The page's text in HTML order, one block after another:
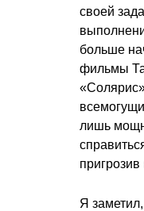
своей
больше
фильмы
лишь
Я